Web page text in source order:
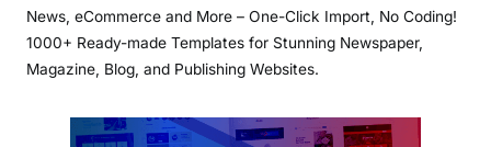
News, eCommerce and More – One-Click Import, No Coding!
1000+ Ready-made Templates for Stunning Newspaper,
Magazine, Blog, and Publishing Websites.